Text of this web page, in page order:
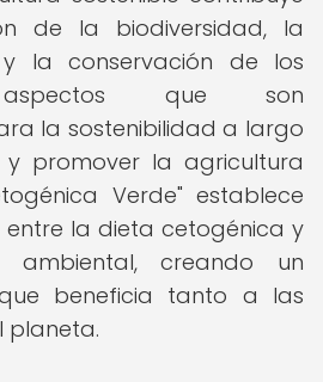
de la biodiversidad, la
la conservación de los
aspectos que son
la sostenibilidad a largo
promover la agricultura
Verde" establece
entre la dieta cetogénica y
ambiental, creando un
beneficia tanto a las
planeta.